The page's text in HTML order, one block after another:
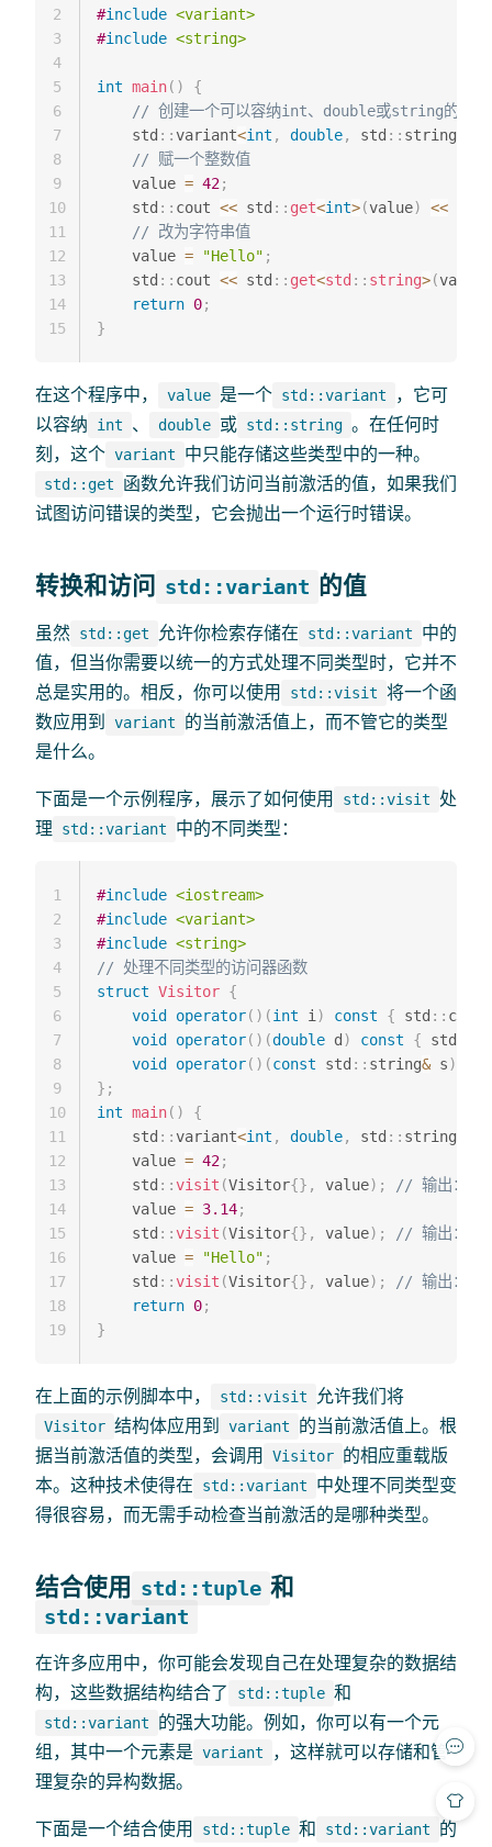
#include <variant>
#include <string>
int main( )
{
// 创建一个可以容纳int、double或string的
    std
::variant<int , double, std :: string
// 赋一个整数值
    value
= 42;
    std
:: cout << std :: get<int>(value) <<
// 改为字符串值
    value
= "Hello" ;
    std
:: cout << std :: get<std :: string>(value
return 0;
}
2
3
4
5
6
7
8
9
10
11
12
13
14
15
在这个程序中， value 是一个 std::variant
，它可
以容纳
int 、 double 或 std::string 。在任何时
刻，这个 variant 中只能存储这些类型中的一种。
std::get
函数允许我们访问当前激活的值，如果我们
试图访问错误的类型，它会抛出一个运行时错误。
转换和访问 std::variant 的值
虽然 std::get 允许你检索存储在 std::variant
中的
值，但当你需要以统一的方式处理不同类型时，它并不
总是实用的。相反，你可以使用
std::visit 将一个函
数应用到
variant
的当前激活值上，而不管它的类型
是什么。
下面是一个示例程序，展示了如何使用 std::visit
处
理
std::variant 中的不同类型：
#include <iostream>
#include <variant>
#include <string>
// 处理不同类型的访问器函数
struct Visitor {
void operator( ) (int i ) const { std :: cout
void operator( ) (double d) const { std
void operator( ) (const std :: string& s)
} ;
int main( )
{
    std
::variant<int , double, std :: string
    value
= 42;
    std
::visit (Visitor{} , value) ;
// 输出：
    value
= 3.14;
    std
::visit (Visitor{} , value) ;
// 输出：
    value
= "Hello" ;
    std
::visit (Visitor{} , value) ;
// 输出：
return 0;
}
1
2
3
4
5
6
7
8
9
10
11
12
13
14
15
16
17
18
19
在上面的示例脚本中， std::visit 允许我们将
Visitor 结构体应用到 variant
的当前激活值上。根
据当前激活值的类型，会调用
Visitor 的相应重载版
本。这种技术使得在
std::variant
中处理不同类型变
得很容易，而无需手动检查当前激活的是哪种类型。
结合使用 std::tuple 和
std::variant
在许多应用中，你可能会发现自己在处理复杂的数据结
构，这些数据结构结合了
std::tuple 和
std::variant
的强大功能。例如，你可以有一个元
组，其中一个元素是 variant
，这样就可以存储和管
理复杂的异构数据。
下面是一个结合使用 std::tuple 和 std::variant 的